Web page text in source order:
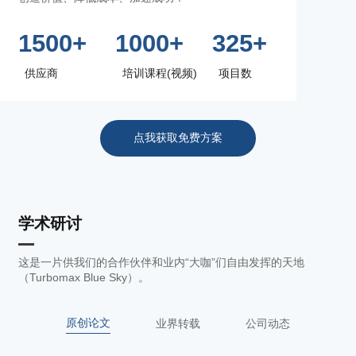
1500+
供应商
1000+
培训课程(视频)
325+
项目数
点我获取免费方案
学术研讨
这是一片供我们的合作伙伴和业内“大咖”们自由发挥的天地
（Turbomax Blue Sky）。
原创论文 业界转载 公司动态